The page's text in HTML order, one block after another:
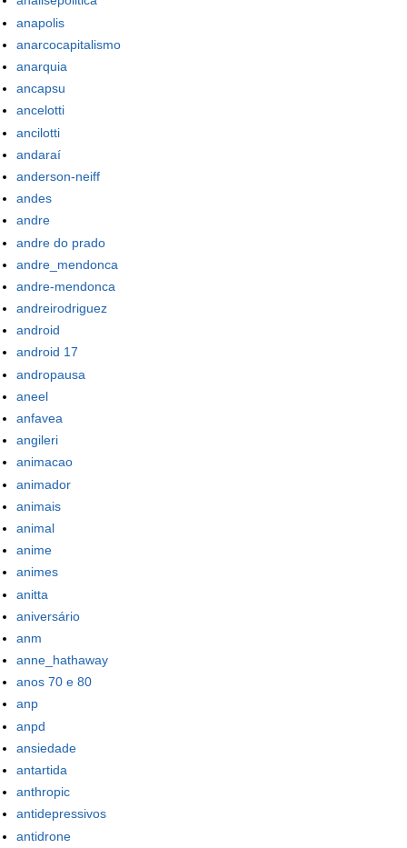
anapolis
anarcocapitalismo
anarquia
ancapsu
ancelotti
ancilotti
andaraí
anderson-neiff
andes
andre
andre do prado
andre_mendonca
andre-mendonca
andreirodriguez
android
android 17
andropausa
aneel
anfavea
angileri
animacao
animador
animais
animal
anime
animes
anitta
aniversário
anm
anne_hathaway
anos 70 e 80
anp
anpd
ansiedade
antartida
anthropic
antidepressivos
antidrone